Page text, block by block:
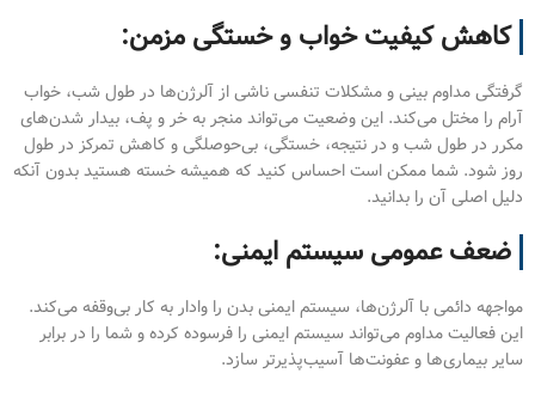
کاهش کیفیت خواب و خستگی مزمن:
گرفتگی مداوم بینی و مشکلات تنفسی ناشی از آلرژن‌ها در طول شب، خواب
آرام را مختل می‌کند. این وضعیت می‌تواند منجر به خر و پف، بیدار شدن‌های
مکرر در طول شب و در نتیجه، خستگی، بی‌حوصلگی و کاهش تمرکز در طول
روز شود. شما ممکن است احساس کنید که همیشه خسته هستید بدون آنکه
دلیل اصلی آن را بدانید.
ضعف عمومی سیستم ایمنی:
مواجهه دائمی با آلرژن‌ها، سیستم ایمنی بدن را وادار به کار بی‌وقفه می‌کند.
این فعالیت مداوم می‌تواند سیستم ایمنی را فرسوده کرده و شما را در برابر
سایر بیماری‌ها و عفونت‌ها آسیب‌پذیرتر سازد.